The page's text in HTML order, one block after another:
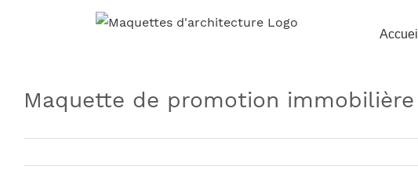
Accueil
Maquette de promotion immobilière